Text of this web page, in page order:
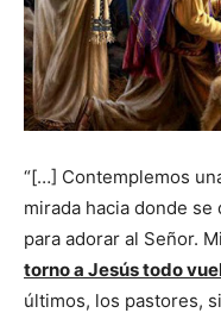
“[…] Contemplemos
mirada hacia donde
para adorar al Señor.
torno a Jesús todo
últimos, los pastores,